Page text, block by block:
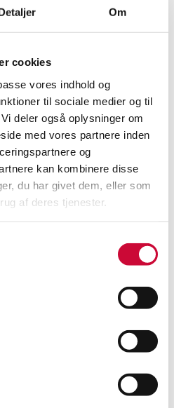
Om
cookies
vores indhold og
til sociale medier og til
deler også oplysninger om
med vores partnere inden
og
kan kombinere disse
du har givet dem, eller som
af deres tjenester.
9-armet
fra
VARENUMMER
6475959
2/1 skærme , senere bemalet.
Fremstår med aldersrelaterede
og modtag nyheder samt